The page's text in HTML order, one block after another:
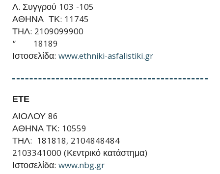
Λ. Συγγρού 103 -105
ΑΘΗΝΑ ΤΚ: 11745
ΤΗΛ: 2109099900
“ 18189
Ιστοσελίδα: www.ethniki-asfalistiki.gr
ΕΤΕ
ΑΙΟΛΟΥ 86
ΑΘΗΝΑ ΤΚ: 10559
ΤΗΛ: 181818, 2104848484
2103341000 (Κεντρικό κατάστημα)
Ιστοσελίδα: www.nbg.gr